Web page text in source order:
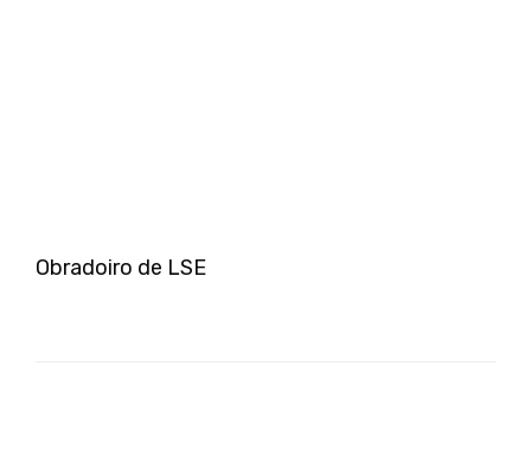
Obradoiro de LSE